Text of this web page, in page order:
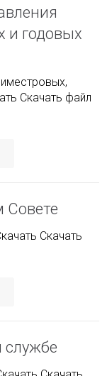
и годовых
Скачать файл
Совете
Скачать
службе